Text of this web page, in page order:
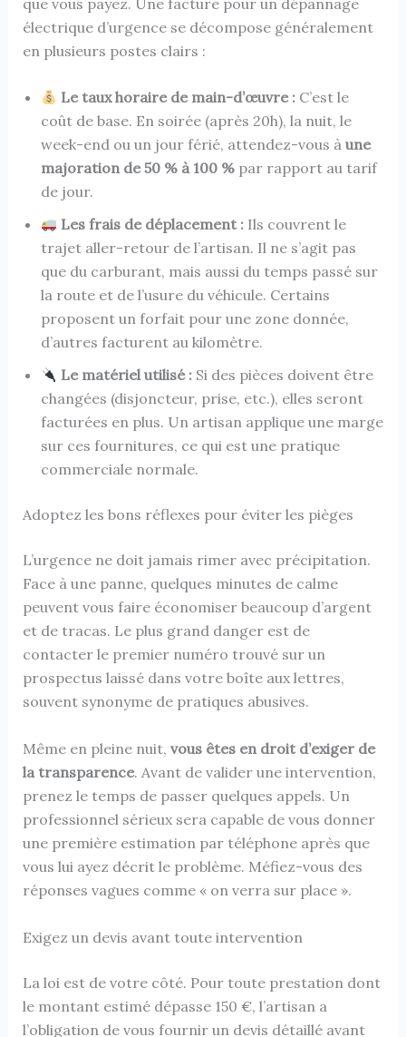
électrique d’urgence se décompose généralement
en plusieurs postes clairs :
Le taux horaire de main-d’œuvre :C’est le
coût de base. En soirée (après 20h), la nuit, le
week-end ou un jour férié, attendez-vous à une
majoration de 50 % à 100 %par rapport au tarif
de jour.
Les frais de déplacement :Ils couvrent le
trajet aller-retour de l’artisan. Il ne s’agit pas
que du carburant, mais aussi du temps passé sur
la route et de l’usure du véhicule. Certains
proposent un forfait pour une zone donnée,
d’autres facturent au kilomètre.
Le matériel utilisé :Si des pièces doivent être
changées (disjoncteur, prise, etc.), elles seront
facturées en plus. Un artisan applique une marge
sur ces fournitures, ce qui est une pratique
commerciale normale.
Adoptez les bons réflexes pour éviter les pièges
L’urgence ne doit jamais rimer avec précipitation.
Face à une panne, quelques minutes de calme
peuvent vous faire économiser beaucoup d’argent
et de tracas. Le plus grand danger est de
contacter le premier numéro trouvé sur un
prospectus laissé dans votre boîte aux lettres,
souvent synonyme de pratiques abusives.
Même en pleine nuit, vous êtes en droit d’exiger de
la transparence. Avant de valider une intervention,
prenez le temps de passer quelques appels. Un
professionnel sérieux sera capable de vous donner
une première estimation par téléphone après que
vous lui ayez décrit le problème. Méfiez-vous des
réponses vagues comme « on verra sur place ».
Exigez un devis avant toute intervention
La loi est de votre côté. Pour toute prestation dont
le montant estimé dépasse 150 €, l’artisan a
l’obligation de vous fournir un devis détaillé avant